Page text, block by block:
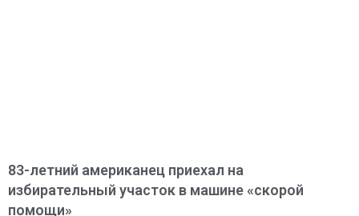
83-летний американец приехал на
избирательный участок в машине «скорой
помощи»